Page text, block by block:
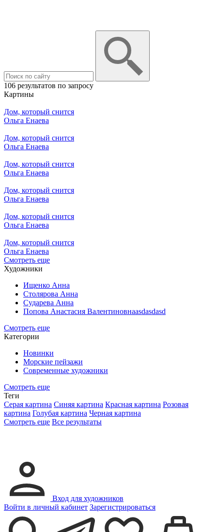
106 результатов по запросу
Картины
Дом, который снится
Ольга Енаева
Дом, который снится
Ольга Енаева
Дом, который снится
Ольга Енаева
Дом, который снится
Ольга Енаева
Дом, который снится
Ольга Енаева
Дом, который снится
Ольга Енаева
Смотреть еще
Художники
Ищенко Анна
Столярова Анна
Сударева Анна
Попова Анастасия Валентиновнаasdasdasd
Смотреть еще
Категории
Новинки
Морские пейзажи
Современные художники
Смотреть еще
Теги
Серая картина Синяя картина Красная картина Розовая
картина Голубая картина Черная картина
Смотреть еще Все результаты
Вход для художников
Войти в личный кабинет Зарегистрироваться